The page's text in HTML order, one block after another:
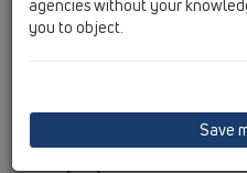
HL01092D
Резиновая
agencies without your
you to object.
Save